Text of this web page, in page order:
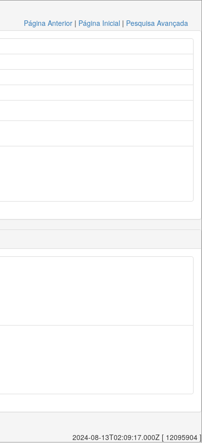
Página Anterior | Página Inicial | Pesquisa Avançada
2024-08-13T02:09:17.000Z [ 12095904 ]